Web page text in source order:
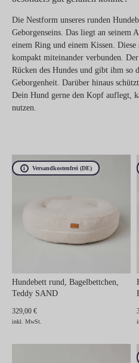
Die Nestform unseres runden
Geborgenseins. Das liegt an seinem
einem Ring und einem Kissen.
kompakt miteinander verbunden.
Rücken des Hundes und gibt ihm so
Geborgenheit. Darüber hinaus
Dein Hund gerne den Kopf auflegt,
nutzen.
Versandkostenfrei (DE)
Hundebett rund, Bagelbettchen,
Teddy SAND
329,00 €
inkl. MwSt.